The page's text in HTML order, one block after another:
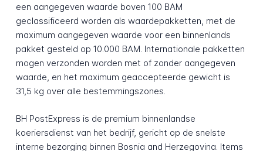
een aangegeven waarde boven 100 BAM
geclassificeerd worden als waardepakketten, met de
maximum aangegeven waarde voor een binnenlands
pakket gesteld op 10.000 BAM. Internationale pakketten
mogen verzonden worden met of zonder aangegeven
waarde, en het maximum geaccepteerde gewicht is
31,5 kg over alle bestemmingszones.
BH PostExpress is de premium binnenlandse
koeriersdienst van het bedrijf, gericht op de snelste
interne bezorging binnen Bosnia and Herzegovina. Items